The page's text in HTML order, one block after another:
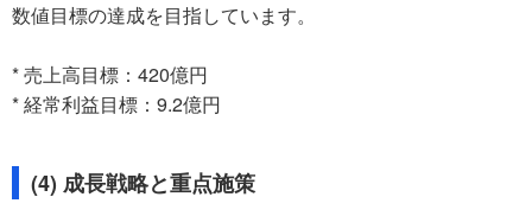
数値目標の達成を目指しています。
* 売上高目標：420億円
* 経常利益目標：9.2億円
(4) 成長戦略と重点施策